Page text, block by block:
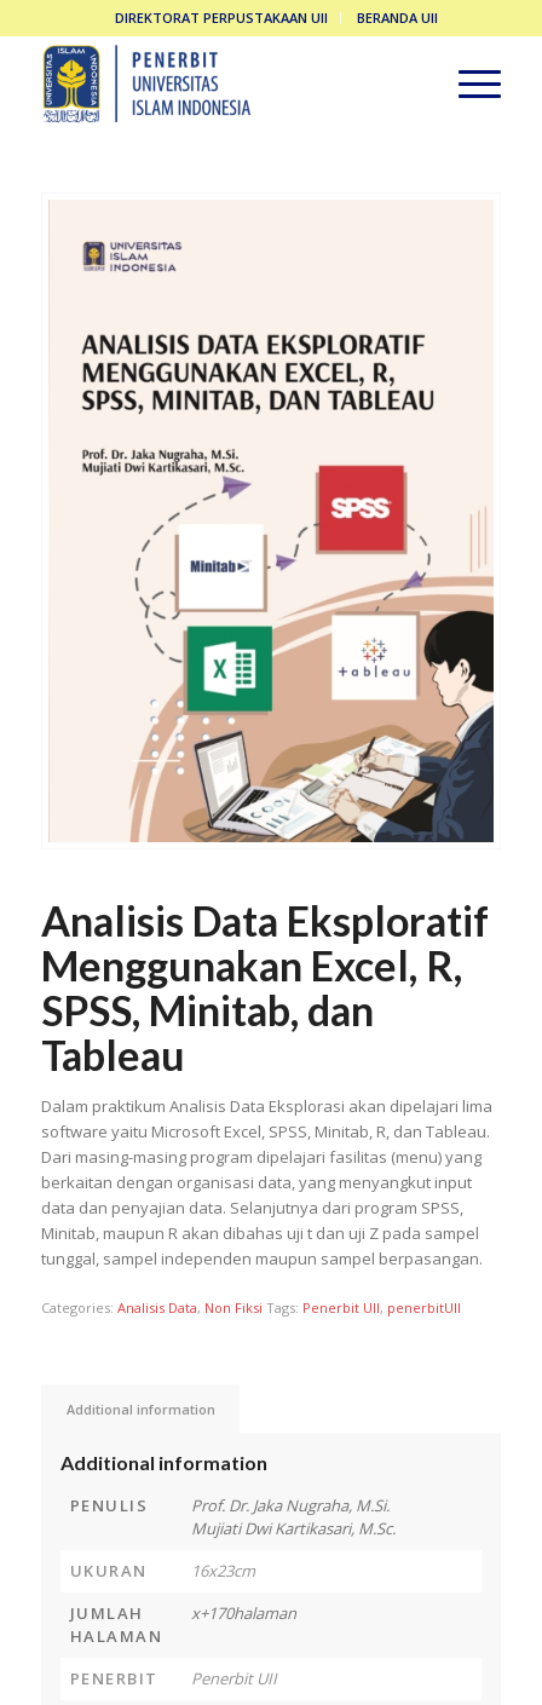
DIREKTORAT PERPUSTAKAAN UII BERANDA UII
Analisis Data Eksploratif
Menggunakan Excel, R,
SPSS, Minitab, dan
Tableau
Dalam praktikum Analisis Data Eksplorasi akan dipelajari lima
software yaitu Microsoft Excel, SPSS, Minitab, R, dan Tableau.
Dari masing-masing program dipelajari fasilitas (menu) yang
berkaitan dengan organisasi data, yang menyangkut input
data dan penyajian data. Selanjutnya dari program SPSS,
Minitab, maupun R akan dibahas uji t dan uji Z pada sampel
tunggal, sampel independen maupun sampel berpasangan.
Categories: Analisis Data, Non Fiksi Tags: Penerbit UII, penerbitUII
Additional information
Additional information
PENULIS
Prof. Dr. Jaka Nugraha, M.Si.
Mujiati Dwi Kartikasari, M.Sc.
UKURAN
16x23cm
JUMLAH
HALAMAN
x+170halaman
PENERBIT Penerbit UII